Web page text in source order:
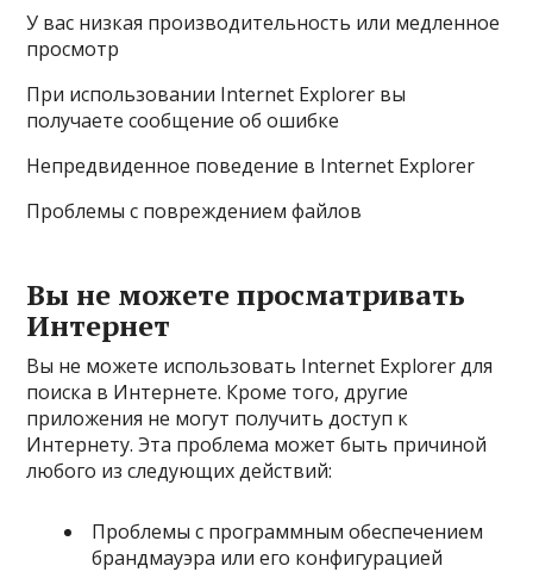
У вас низкая производительность или медленное
просмотр
При использовании Internet Explorer вы
получаете сообщение об ошибке
Непредвиденное поведение в Internet Explorer
Проблемы с повреждением файлов
Вы не можете просматривать
Интернет
Вы не можете использовать Internet Explorer для
поиска в Интернете. Кроме того, другие
приложения не могут получить доступ к
Интернету. Эта проблема может быть причиной
любого из следующих действий:
Проблемы с программным обеспечением
брандмауэра или его конфигурацией